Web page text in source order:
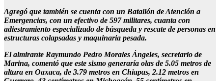
Agregó que también se cuenta con un Batallón de Atención a
Emergencias, con un efectivo de 597 militares, cuanta con
adiestramiento especializado de búsqueda y rescate de personas en
estructuras colapsadas y maquinaria pesada.
El almirante Raymundo Pedro Morales Ángeles, secretario de
Marina, comentó que este sismo generaría olas de 5.05 metros de
altura en Oaxaca, de 3.79 metros en Chiapas, 2.12 metros en